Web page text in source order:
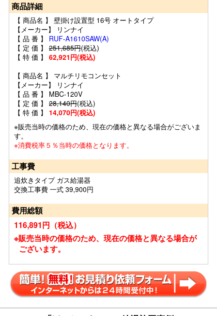
商品詳細
【 商品名 】 壁掛け設置型 16号 オートタイプ
【メーカー】 リンナイ
【 品 番 】 RUF-A1610SAW(A)
【 定 価 】 251,685円(税込)
【 特 価 】 62,921円(税込)
【 商品名 】 マルチリモコンセット
【メーカー】 リンナイ
【 品 番 】 MBC-120V
【 定 価 】 28,140円(税込)
【 特 価 】 14,070円(税込)
※販売当時の価格のため、現在の価格と異なる場合がございま
す。
※消費税率５％当時の価格となります。
工事費
追炊きタイプ ガス給湯器
交換工事費 一式 39,900円
費用総額
116,891円（税込）
※販売当時の価格のため、現在の価格と異なる場合が
ございます。